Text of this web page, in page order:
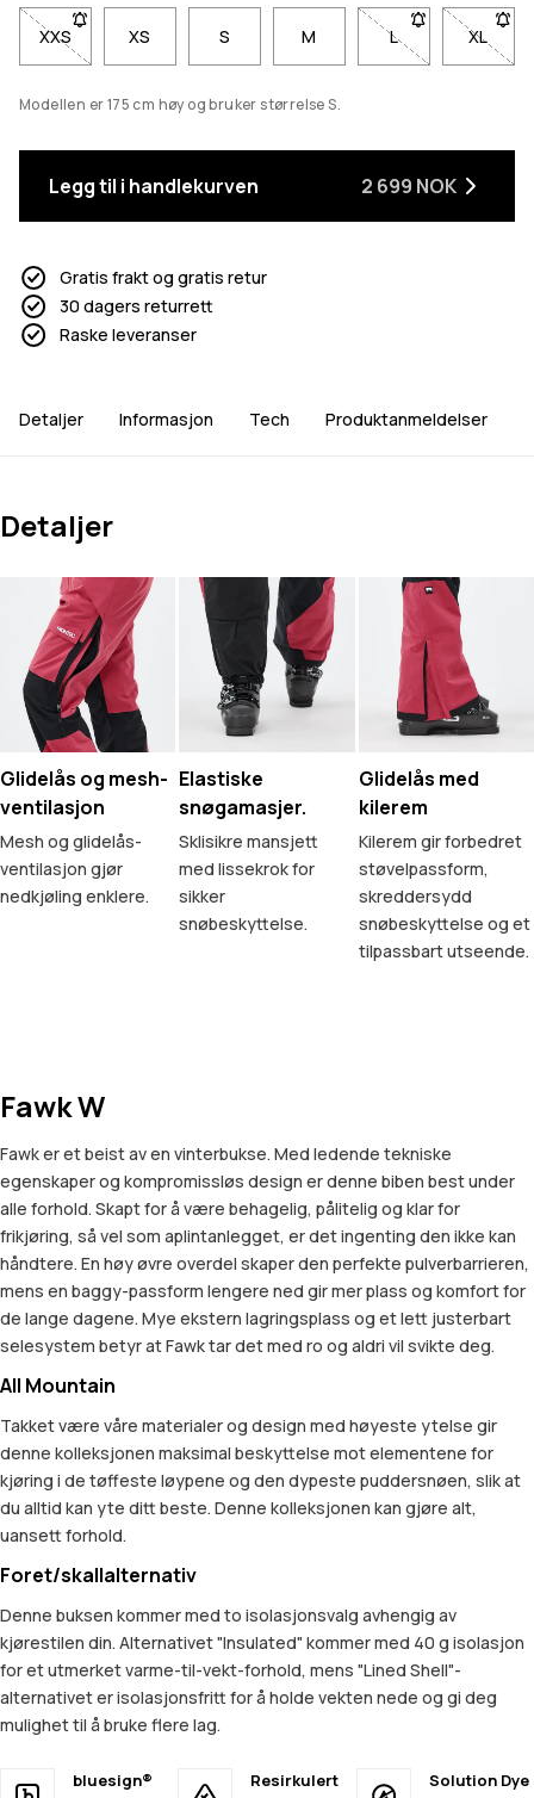
XXS- Størrelse XXS er ikke tilgjengelig. Klikk for å bli varslet når
XS S M L- Størrelse L er
XL
-
Modellen er 175 cm høy og bruker størrelse S.
Legg til i handlekurven 2 699 NOK
Gratis frakt og gratis retur
30 dagers returrett
Raske leveranser
Detaljer Informasjon Tech Produktanmeldelser
Detaljer
Glidelås og mesh-
ventilasjon
Mesh og glidelås-
ventilasjon gjør
nedkjøling enklere.
Elastiske
snøgamasjer.
Sklisikre mansjett
med lissekrok for
sikker
snøbeskyttelse.
Glidelås med
kilerem
Kilerem gir forbedret
støvelpassform,
skreddersydd
snøbeskyttelse og et
tilpassbart utseende.
Fawk W
Fawk er et beist av en vinterbukse. Med ledende tekniske
egenskaper og kompromissløs design er denne biben best under
alle forhold. Skapt for å være behagelig, pålitelig og klar for
frikjøring, så vel som aplintanlegget, er det ingenting den ikke kan
håndtere. En høy øvre overdel skaper den perfekte pulverbarrieren,
mens en baggy-passform lengere ned gir mer plass og komfort for
de lange dagene. Mye ekstern lagringsplass og et lett justerbart
selesystem betyr at Fawk tar det med ro og aldri vil svikte deg.
All Mountain
Takket være våre materialer og design med høyeste ytelse gir
denne kolleksjonen maksimal beskyttelse mot elementene for
kjøring i de tøffeste løypene og den dypeste puddersnøen, slik at
du alltid kan yte ditt beste. Denne kolleksjonen kan gjøre alt,
uansett forhold.
Foret/skallalternativ
Denne buksen kommer med to isolasjonsvalg avhengig av
kjørestilen din. Alternativet "Insulated" kommer med 40 g isolasjon
for et utmerket varme-til-vekt-forhold, mens "Lined Shell"-
alternativet er isolasjonsfritt for å holde vekten nede og gi deg
mulighet til å bruke flere lag.
bluesign®
Resirkulert
Solution Dye